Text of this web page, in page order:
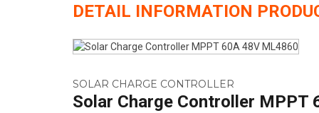
DETAIL INFORMATION
SOLAR CHARGE CONTROLLER
Solar Charge Controller MPPT